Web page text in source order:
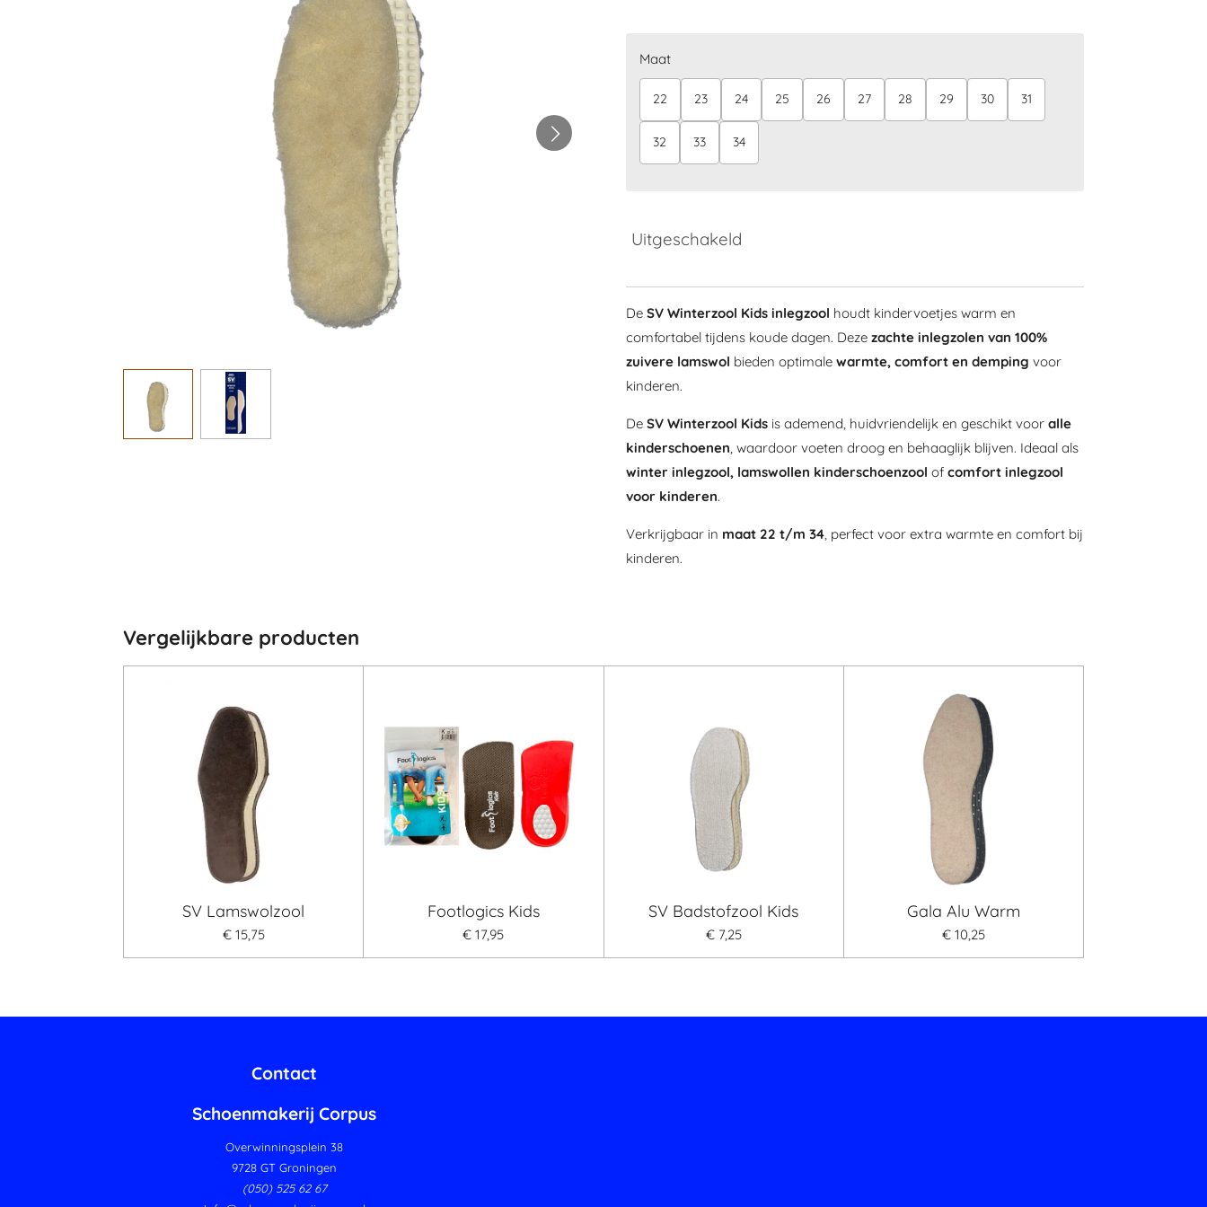
Maat
22 23 24 25 26 27 28 29 30 31
32 33 34
Uitgeschakeld
De SV Winterzool Kids inlegzool houdt kinder­voetjes warm en
comfortabel tijdens koude dagen. Deze zachte inlegzolen van 100%
zuivere lamswol bieden optimale warmte, comfort en demping voor
kinderen.
De SV Winterzool Kids is ademend, huidvriendelijk en geschikt voor alle
kinderschoenen, waardoor voeten droog en behaaglijk blijven. Ideaal als
winter inlegzool, lamswollen kinderschoenzool of comfort inlegzool
voor kinderen.
Verkrijgbaar in maat 22 t/m 34, perfect voor extra warmte en comfort bij
kinderen.
Vergelijkbare producten
SV Lamswolzool
€ 15,75
Footlogics Kids
€ 17,95
SV Badstofzool Kids
€ 7,25
Gala Alu Warm
€ 10,25
Contact
Schoenmakerij Corpus
Overwinningsplein 38
9728 GT Groningen
(050) 525 62 67